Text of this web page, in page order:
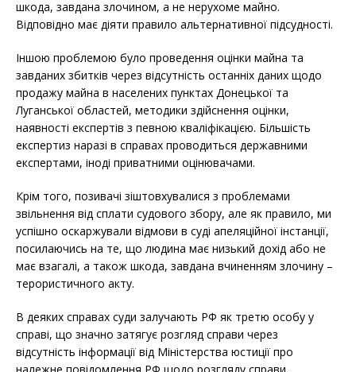
шкода, завдана злочином, а не нерухоме майно.
Відповідно має діяти правило альтернативної підсудності.
Іншою проблемою було проведення оцінки майна та
завданих збитків через відсутність останніх даних щодо
продажу майна в населених пунктах Донецької та
Луганської областей, методики здійснення оцінки,
наявності експертів з певною кваліфікацією. Більшість
експертиз наразі в справах проводиться державними
експертами, іноді приватними оцінювачами.
Крім того, позивачі зіштовхувалися з проблемами
звільнення від сплати судового збору, але як правило, ми
успішно оскаржували відмови в суді апеляційної інстанції,
посилаючись на те, що людина має низький дохід або не
має взагалі, а також шкода, завдана вчиненням злочину –
терористичного акту.
В деяких справах суди залучають РФ як третю особу у
справі, що значно затягує розгляд справи через
відсутність інформації від Міністерства юстиції про